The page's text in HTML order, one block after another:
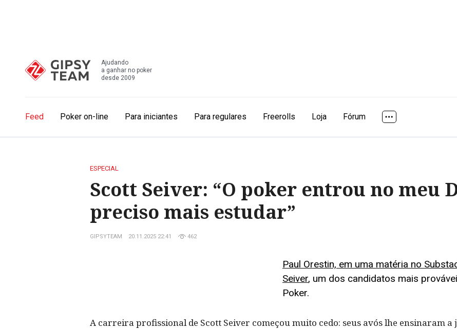
Ajudando
a ganhar no poker
desde 2009
Feed Poker on-line Para iniciantes Para regulares Freerolls Loja Fórum
ESPECIAL
Scott Seiver: “O poker entrou no meu
preciso mais estudar”
GIPSYTEAM 20.11.2025 22:41 462
Paul Orestin, em uma matéria no
Seiver, um dos candidatos mais
Poker.
A carreira profissional de Scott Seiver começou muito cedo: seus avós lhe ensinaram a